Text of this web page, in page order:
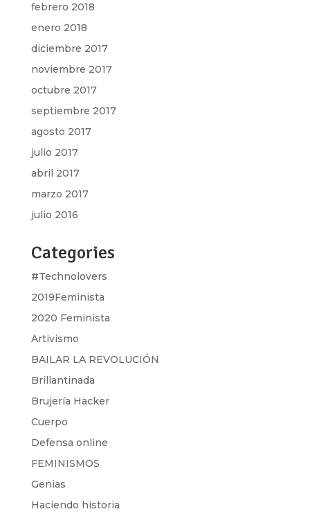
febrero 2018
enero 2018
diciembre 2017
noviembre 2017
octubre 2017
septiembre 2017
agosto 2017
julio 2017
abril 2017
marzo 2017
julio 2016
Categories
#Technolovers
2019Feminista
2020 Feminista
Artivismo
BAILAR LA REVOLUCIÓN
Brillantinada
Brujería Hacker
Cuerpo
Defensa online
FEMINISMOS
Genias
Haciendo historia